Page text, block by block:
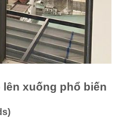
xuống phổ biến